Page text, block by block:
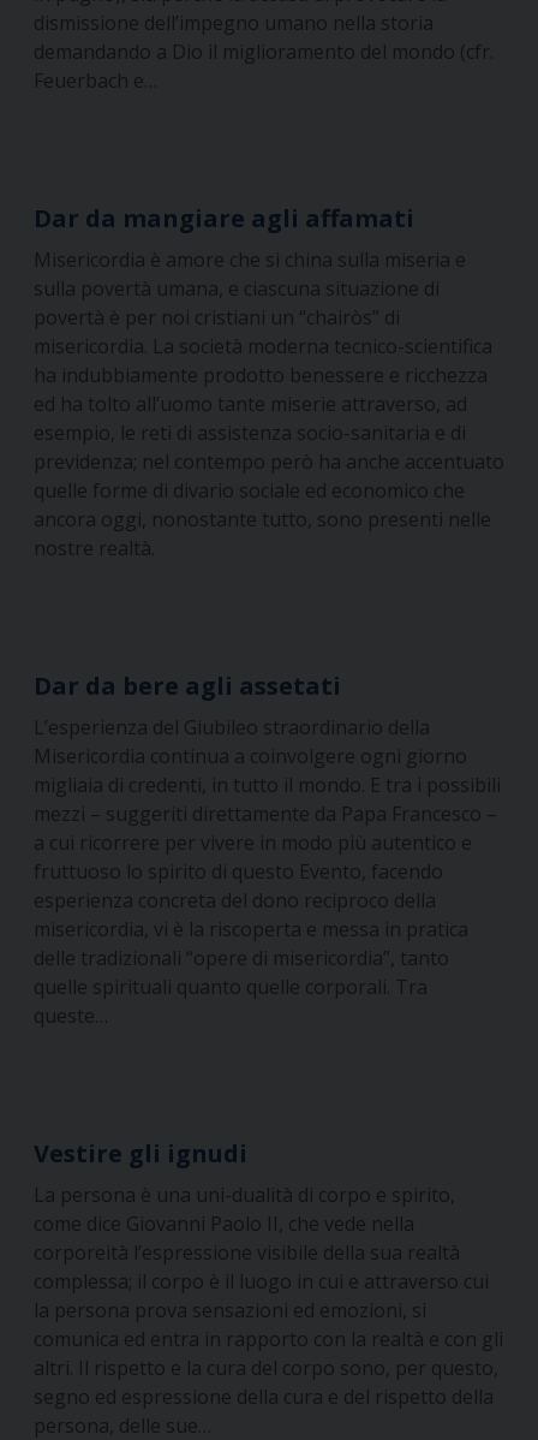
dismissione dell’impegno umano nella storia
demandando a Dio il miglioramento del mondo (cfr.
Feuerbach e…
Dar da mangiare agli affamati
Misericordia è amore che si china sulla miseria e
sulla povertà umana, e ciascuna situazione di
povertà è per noi cristiani un “chairòs” di
misericordia. La società moderna tecnico-scientifica
ha indubbiamente prodotto benessere e ricchezza
ed ha tolto all’uomo tante miserie attraverso, ad
esempio, le reti di assistenza socio-sanitaria e di
previdenza; nel contempo però ha anche accentuato
quelle forme di divario sociale ed economico che
ancora oggi, nonostante tutto, sono presenti nelle
nostre realtà.
Dar da bere agli assetati
L’esperienza del Giubileo straordinario della
Misericordia continua a coinvolgere ogni giorno
migliaia di credenti, in tutto il mondo. E tra i possibili
mezzi – suggeriti direttamente da Papa Francesco –
a cui ricorrere per vivere in modo più autentico e
fruttuoso lo spirito di questo Evento, facendo
esperienza concreta del dono reciproco della
misericordia, vi è la riscoperta e messa in pratica
delle tradizionali “opere di misericordia”, tanto
quelle spirituali quanto quelle corporali. Tra
queste…
Vestire gli ignudi
La persona è una uni-dualità di corpo e spirito,
come dice Giovanni Paolo II, che vede nella
corporeità l’espressione visibile della sua realtà
complessa; il corpo è il luogo in cui e attraverso cui
la persona prova sensazioni ed emozioni, si
comunica ed entra in rapporto con la realtà e con gli
altri. Il rispetto e la cura del corpo sono, per questo,
segno ed espressione della cura e del rispetto della
persona, delle sue…